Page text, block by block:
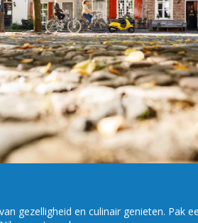
gezelligheid en culinair genieten. Pak